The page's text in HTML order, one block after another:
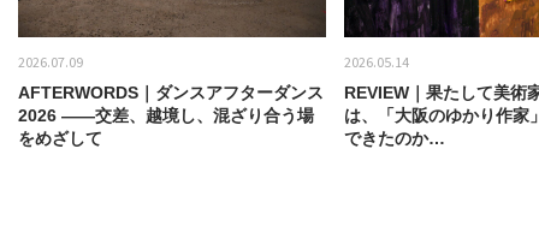
2026.07.09
AFTERWORDS｜ダンスアフターダンス
2026 ——交差、越境し、混ざり合う場
をめざして
2026.05.14
REVIEW｜果たして美術
は、「大阪のゆかり作家
できたのか…